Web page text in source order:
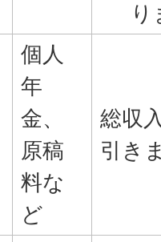
り
個人
年
金、
原稿
料な
ど
総収
引き